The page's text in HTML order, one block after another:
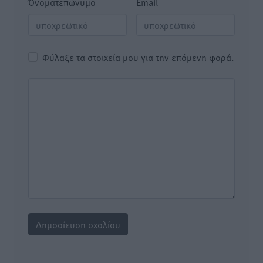
Φύλαξε τα στοιχεία μου για την επόμενη φορά.